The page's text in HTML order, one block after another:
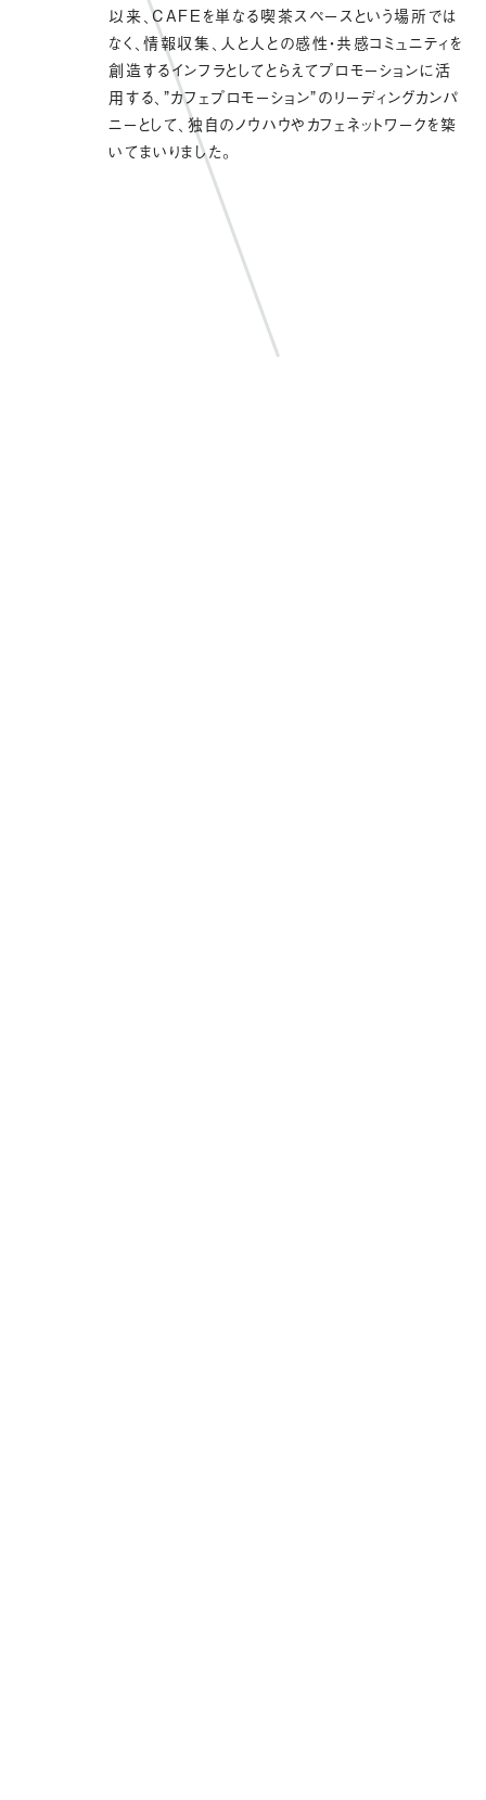
以来、CAFEを単なる喫茶スペースという場所では
なく、情報収集、人と人との感性・共感コミュニティを
創造するインフラとしてとらえてプロモーションに活
用する、”カフェプロモーション”のリーディングカンパ
ニーとして、独自のノウハウやカフェネットワークを築
いてまいりました。